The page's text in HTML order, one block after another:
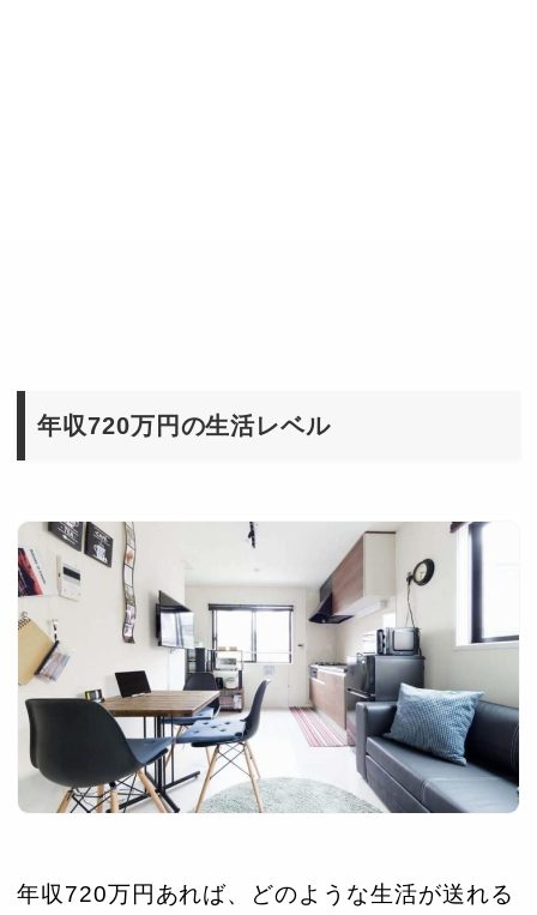
年収720万円の生活レベル
年収720万円あれば、どのような生活が送れる